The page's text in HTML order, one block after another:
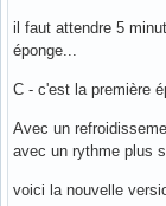
il faut attendre 5
éponge...
C - c'est la première
Avec un
avec un rythme plus
voici la nouvelle